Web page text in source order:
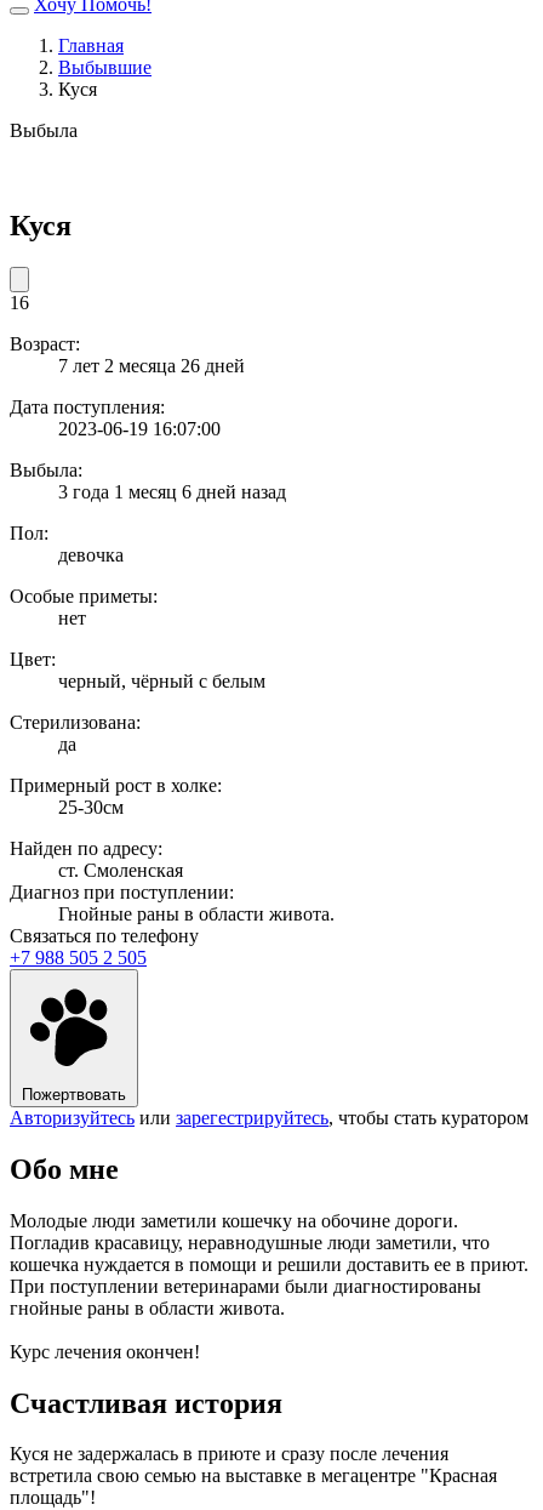
Хочу Помочь!
Главная
Выбывшие
Куся
Выбыла
Куся
16
Возраст:
7 лет 2 месяца 26 дней
Дата поступления:
2023-06-19 16:07:00
Выбыла:
3 года 1 месяц 6 дней назад
Пол:
девочка
Особые приметы:
нет
Цвет:
черный, чёрный с белым
Стерилизована:
да
Примерный рост в холке:
25-30см
Найден по адресу:
ст. Смоленская
Диагноз при поступлении:
Гнойные раны в области живота.
Связаться по телефону
+7 988 505 2 505
Пожертвовать
Авторизуйтесь или зарегестрируйтесь, чтобы стать куратором
Обо мне
Молодые люди заметили кошечку на обочине дороги.
Погладив красавицу, неравнодушные люди заметили, что
кошечка нуждается в помощи и решили доставить ее в приют.
При поступлении ветеринарами были диагностированы
гнойные раны в области живота.
Курс лечения окончен!
Счастливая история
Куся не задержалась в приюте и сразу после лечения
встретила свою семью на выставке в мегацентре "Красная
площадь"!